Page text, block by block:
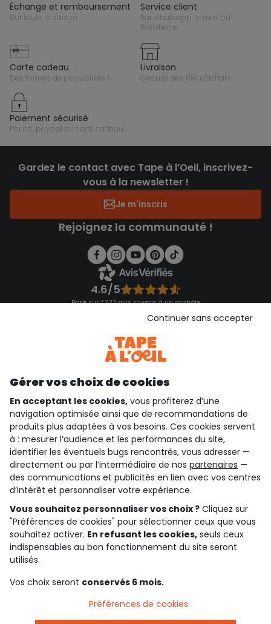
échange et remboursement
sur toute la saison
service client
par whatsapp, e-mail ou
téléphone
carte cadeau
des tonnes de possibilités !
livraison
gratuite dès 10€ d'achats
paiement sécurisé
par cb, paypal ou carte cadeau
Gardez le contact avec Tape à l’Oeil, inscrivez-
vous à la newsletter !
Je m'inscris
Rejoignez la communauté !
4.6/5
Basé sur 7 323 avis soumis à un contrôle
Consulter les CGU
qui sommes-nous ?
besoin d'aide ?
le club fidélité
notre catalogue
Conditions générales de ventes et d'utilisation
Conditions d’utilisation des réseaux sociaux
Politique de confidentialité
Cookies et données personnelles
Paramètres des cookies
Gérer vos choix de cookies
En acceptant les cookies, vous profiterez d’une
navigation optimisée ainsi que de recommandations de
produits plus adaptées à vos besoins. Ces cookies servent
à : mesurer l’audience et les performances du site,
identifier les éventuels bugs rencontrés, vous adresser —
directement ou par l’intermédiaire de nos partenaires —
des communications et publicités en lien avec vos centres
d’intérêt et personnaliser votre expérience.
Vous souhaitez personnaliser vos choix ? Cliquez sur
"Préférences de cookies" pour sélectionner ceux que vous
souhaitez activer. En refusant les cookies, seuls ceux
indispensables au bon fonctionnement du site seront
utilisés.
Vos choix seront conservés 6 mois.
Continuer sans accepter
Préférences de cookies